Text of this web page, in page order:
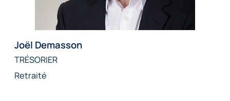
Joël Demasson
TRÉSORIER
Retraité